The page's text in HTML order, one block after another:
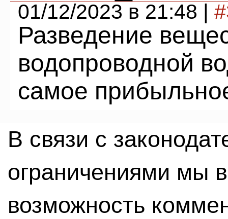
01/12/2023 в 21:48 |
Разведение
водопроводной
самое
В связи с
ограничениями мы
возможность